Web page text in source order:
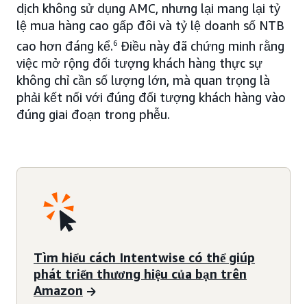
dịch không sử dụng AMC, nhưng lại mang lại tỷ
lệ mua hàng cao gấp đôi và tỷ lệ doanh số NTB
cao hơn đáng kể.6 Điều này đã chứng minh rằng
việc mở rộng đối tượng khách hàng thực sự
không chỉ cần số lượng lớn, mà quan trọng là
phải kết nối với đúng đối tượng khách hàng vào
đúng giai đoạn trong phễu.
Tìm hiểu cách Intentwise có thể giúp
phát triển thương hiệu của bạn trên
Amazon